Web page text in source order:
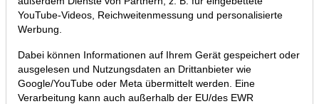
Musterdepot-Update: Teamviewer
verlässt die Bodenbildung. Unser
Trade ist 14% vorne!
21.01.2022 um 19:36 Uhr | TraderFox GmbH
YouTube-Videos, Reichweitenmessung und personalisierte
Werbung.
Dabei können Informationen auf Ihrem Gerät gespeichert oder
ausgelesen und Nutzungsdaten an Drittanbieter wie
Google/YouTube oder Meta übermittelt werden. Eine
Verarbeitung kann auch außerhalb der EU/des EWR